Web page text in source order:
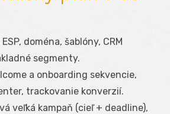
ESP, doména, šablóny, CRM
segmenty.
a onboarding sekvencie,
trackovanie konverzií.
veľká kampaň (cieľ + deadline),